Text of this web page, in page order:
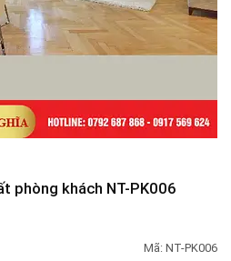
phòng khách NT-PK006
Mã:NT-PK006